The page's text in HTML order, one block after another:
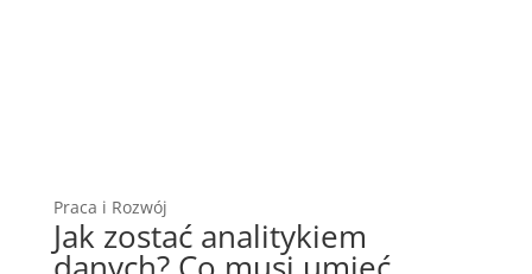
Praca i Rozwój
Jak zostać analitykiem